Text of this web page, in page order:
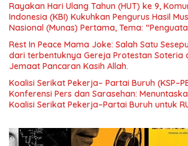
Rayakan Hari Ulang Tahun (HUT) ke 9,
Indonesia (KBI) Kukuhkan Pengurus Hasil
Nasional (Munas) Pertama, Tema:
Pengembangan Organisasi KBI yang
Indonesia dan Mancanegara”.
Rest In Peace Mama Joke: Salah Satu
dari terbentuknya Gereja Protestan Soteria
Jemaat Pancaran Kasih Allah.
Koalisi Serikat Pekerja– Partai Buruh
Konferensi Pers dan Sarasehan:
Koalisi Serikat Pekerja–Partai Buruh untuk